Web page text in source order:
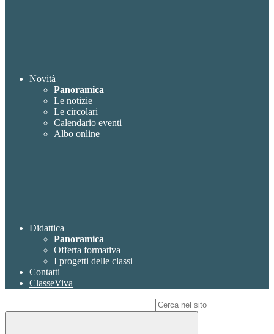
Novità
Panoramica
Le notizie
Le circolari
Calendario eventi
Albo online
Didattica
Panoramica
Offerta formativa
I progetti delle classi
Contatti
ClasseViva